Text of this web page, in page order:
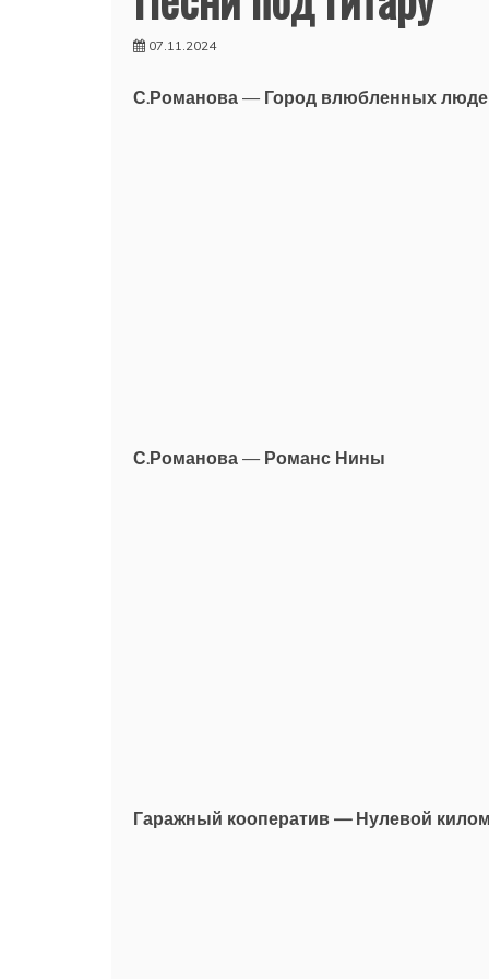
07.11.2024
С.Романова — Город влюбленных
С.Романова — Романс Нины
Гаражный кооператив — Нулевой